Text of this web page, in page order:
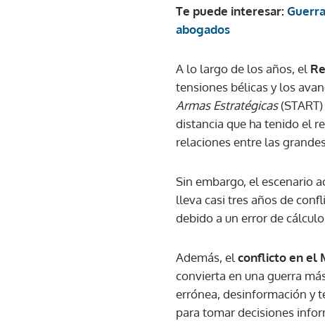
Te puede interesar:
abogados
A lo largo de los años, el
tensiones bélicas y los
Armas Estratégicas
distancia que ha tenido el
relaciones entre las
Sin embargo, el escenario
lleva casi tres años de
debido a un error de
Además, el conflicto en el
convierta en una guerra
errónea, desinformación y
para tomar decisiones